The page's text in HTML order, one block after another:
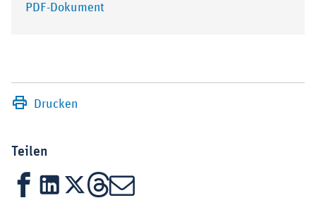
PDF-Dokument
Drucken
Teilen
FacebookLinkedIn
X Threads
Mail